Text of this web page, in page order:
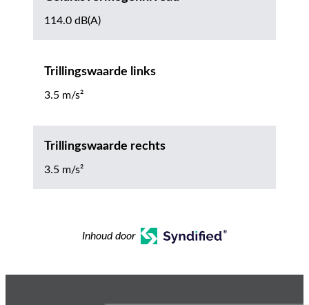
114.0 dB(A)
Trillingswaarde links
3.5 m/s²
Trillingswaarde rechts
3.5 m/s²
Inhoud door